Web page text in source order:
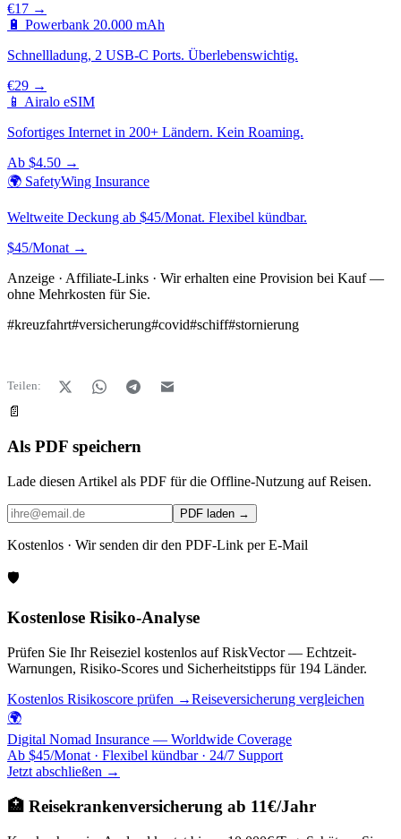
€17 →
🔋 Powerbank 20.000 mAh
Schnellladung, 2 USB-C Ports. Überlebenswichtig.
€29 →
📱 Airalo eSIM
Sofortiges Internet in 200+ Ländern. Kein Roaming.
Ab $4.50 →
🌍 SafetyWing Insurance
Weltweite Deckung ab $45/Monat. Flexibel kündbar.
$45/Monat →
Anzeige · Affiliate-Links · Wir erhalten eine Provision bei Kauf —
ohne Mehrkosten für Sie.
#kreuzfahrt#versicherung#covid#schiff#stornierung
Teilen:
📄
Als PDF speichern
Lade diesen Artikel als PDF für die Offline-Nutzung auf Reisen.
PDF laden →
Kostenlos · Wir senden dir den PDF-Link per E-Mail
🛡️
Kostenlose Risiko-Analyse
Prüfen Sie Ihr Reiseziel kostenlos auf RiskVector — Echtzeit-
Warnungen, Risiko-Scores und Sicherheitstipps für 194 Länder.
Kostenlos Risikoscore prüfen →Reiseversicherung vergleichen
🌍
Digital Nomad Insurance — Worldwide Coverage
Ab $45/Monat · Flexibel kündbar · 24/7 Support
Jetzt abschließen →
🏥 Reisekrankenversicherung ab 11€/Jahr